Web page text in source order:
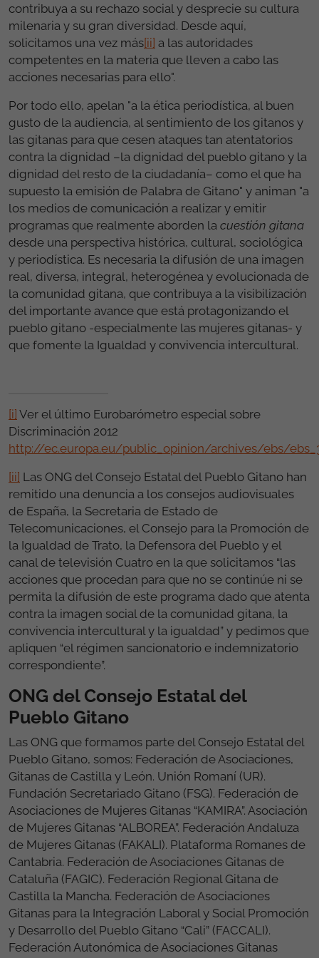
contribuya a su rechazo social y desprecie su cultura
milenaria y su gran diversidad. Desde aquí,
solicitamos una vez más[ii] a las autoridades
competentes en la materia que lleven a cabo las
acciones necesarias para ello".
Por todo ello, apelan "a la ética periodística, al buen
gusto de la audiencia, al sentimiento de los gitanos y
las gitanas para que cesen ataques tan atentatorios
contra la dignidad –la dignidad del pueblo gitano y la
dignidad del resto de la ciudadanía– como el que ha
supuesto la emisión de Palabra de Gitano" y animan "a
los medios de comunicación a realizar y emitir
programas que realmente aborden la cuestión gitana
desde una perspectiva histórica, cultural, sociológica
y periodística. Es necesaria la difusión de una imagen
real, diversa, integral, heterogénea y evolucionada de
la comunidad gitana, que contribuya a la visibilización
del importante avance que está protagonizando el
pueblo gitano -especialmente las mujeres gitanas- y
que fomente la Igualdad y convivencia intercultural.
[i] Ver el último Eurobarómetro especial sobre
Discriminación 2012
http://ec.europa.eu/public_opinion/archives/ebs/
[ii] Las ONG del Consejo Estatal del Pueblo Gitano han
remitido una denuncia a los consejos audiovisuales
de España, la Secretaria de Estado de
Telecomunicaciones, el Consejo para la Promoción de
la Igualdad de Trato, la Defensora del Pueblo y el
canal de televisión Cuatro en la que solicitamos “las
acciones que procedan para que no se continúe ni se
permita la difusión de este programa dado que atenta
contra la imagen social de la comunidad gitana, la
convivencia intercultural y la igualdad” y pedimos que
apliquen “el régimen sancionatorio e indemnizatorio
correspondiente”.
ONG del Consejo Estatal del
Pueblo Gitano
Las ONG que formamos parte del Consejo Estatal del
Pueblo Gitano, somos: Federación de Asociaciones,
Gitanas de Castilla y León. Unión Romaní (UR).
Fundación Secretariado Gitano (FSG). Federación de
Asociaciones de Mujeres Gitanas “KAMIRA”. Asociación
de Mujeres Gitanas “ALBOREA”. Federación Andaluza
de Mujeres Gitanas (FAKALI). Plataforma Romanes de
Cantabria. Federación de Asociaciones Gitanas de
Cataluña (FAGIC). Federación Regional Gitana de
Castilla la Mancha. Federación de Asociaciones
Gitanas para la Integración Laboral y Social Promoción
y Desarrollo del Pueblo Gitano “Cali” (FACCALI).
Federación Autonómica de Asociaciones Gitanas